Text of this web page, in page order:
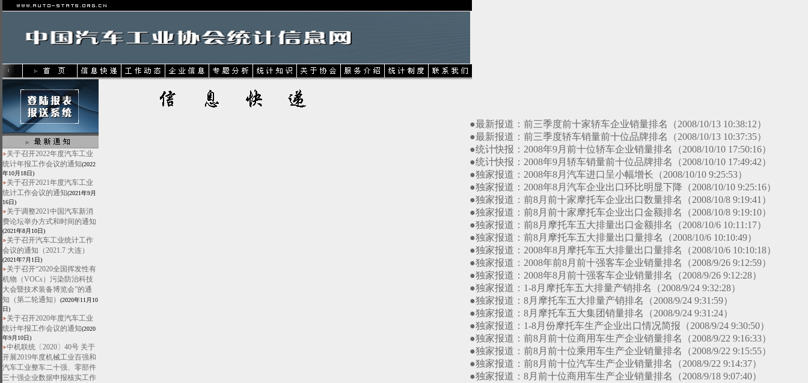
关于召开2022年度汽车工业
统计年报工作会议的通知(2022
年10月18日)
关于召开2021年度汽车工业
统计工作会议的通知(2021年9月
16日)
关于调整2021中国汽车新消
费论坛举办方式和时间的通知
(2021年8月10日)
关于召开汽车工业统计工作
会议的通知（2021.7 大连）
(2021年7月1日)
关于召开“2020全国挥发性有
机物（VOCs）污染防治科技
大会暨技术装备博览会”的通
知（第二轮通知）
(2020年11月10
日)
关于召开2020年度汽车工业
统计年报工作会议的通知(2020
年9月10日)
中机联统〔2020〕40号 关于
开展2019年度机械工业百强和
汽车工业整车二十强、零部件
三十强企业数据申报核实工作
●最新报道：前三季度前十家轿车企业销量排名（2008/10/13 10:38:12）
●最新报道：前三季度轿车销量前十位品牌排名（2008/10/13 10:37:35）
●统计快报：2008年9月前十位轿车企业销量排名（2008/10/10 17:50:16）
●统计快报：2008年9月轿车销量前十位品牌排名（2008/10/10 17:49:42）
●独家报道：2008年8月汽车进口呈小幅增长（2008/10/10 9:25:53）
●独家报道：2008年8月汽车企业出口环比明显下降（2008/10/10 9:25:16）
●独家报道：前8月前十家摩托车企业出口数量排名（2008/10/8 9:19:41）
●独家报道：前8月前十家摩托车企业出口金额排名（2008/10/8 9:19:10）
●独家报道：前8月摩托车五大排量出口金额排名（2008/10/6 10:11:17）
●独家报道：前8月摩托车五大排量出口量排名（2008/10/6 10:10:49）
●独家报道：2008年8月摩托车五大排量出口量排名（2008/10/6 10:10:18）
●独家报道：2008年前8月前十强客车企业销量排名（2008/9/26 9:12:59）
●独家报道：2008年8月前十强客车企业销量排名（2008/9/26 9:12:28）
●独家报道：1-8月摩托车五大排量产销排名（2008/9/24 9:32:28）
●独家报道：8月摩托车五大排量产销排名（2008/9/24 9:31:59）
●独家报道：8月摩托车五大集团销量排名（2008/9/24 9:31:24）
●独家报道：1-8月份摩托车生产企业出口情况简报（2008/9/24 9:30:50）
●独家报道：前8月前十位商用车生产企业销量排名（2008/9/22 9:16:33）
●独家报道：前8月前十位乘用车生产企业销量排名（2008/9/22 9:15:55）
●独家报道：前8月前十位汽车生产企业销量排名（2008/9/22 9:14:37）
●独家报道：8月前十位商用车生产企业销量排名（2008/9/18 9:07:40）